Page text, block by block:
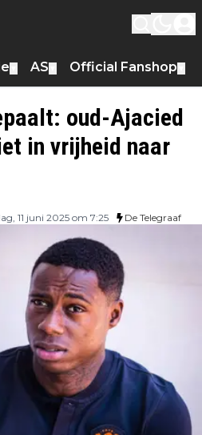
AS Official Fanshop
oud-Ajacied
in vrijheid naar
11 juni 2025 om 7:25 De Telegraaf